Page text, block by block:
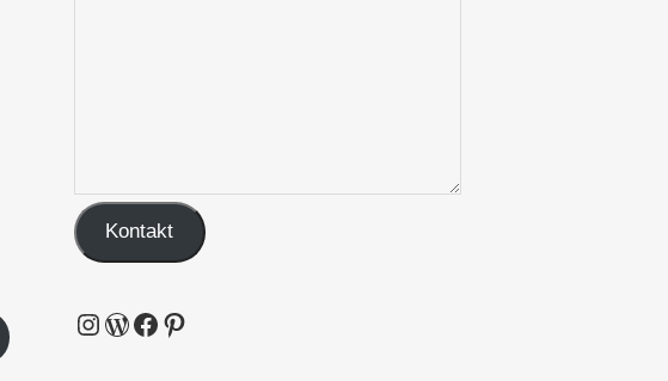
Kontakt
Instagram
WordPress
Facebook
Pinterest